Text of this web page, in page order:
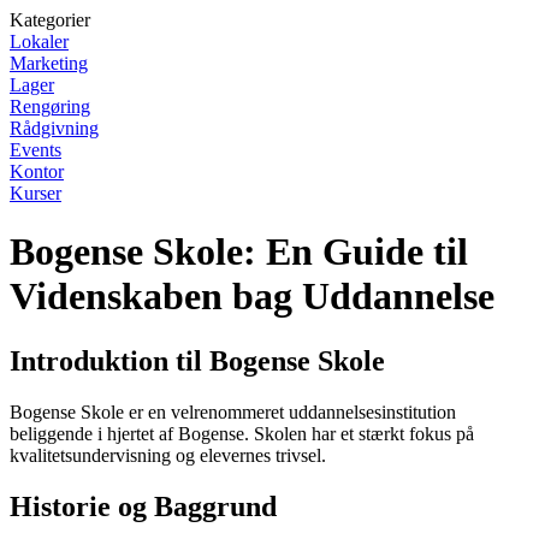
Kategorier
Lokaler
Marketing
Lager
Rengøring
Rådgivning
Events
Kontor
Kurser
Bogense Skole: En Guide til
Videnskaben bag Uddannelse
Introduktion til Bogense Skole
Bogense Skole er en velrenommeret uddannelsesinstitution
beliggende i hjertet af Bogense. Skolen har et stærkt fokus på
kvalitetsundervisning og elevernes trivsel.
Historie og Baggrund